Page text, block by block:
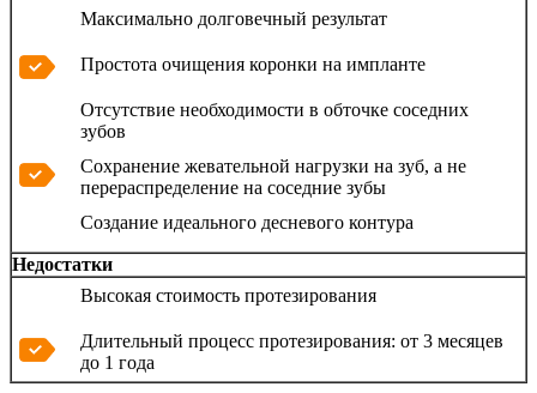
Максимально долговечный результат
Простота очищения коронки на импланте
Отсутствие необходимости в обточке соседних
зубов
Сохранение жевательной нагрузки на зуб, а не
перераспределение на соседние зубы
Создание идеального десневого контура
Недостатки
Высокая стоимость протезирования
Длительный процесс протезирования: от 3 месяцев
до 1 года